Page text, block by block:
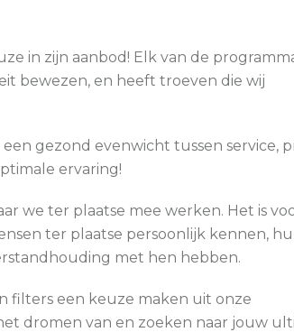
in zijn aanbod! Elk van de
bewezen, en heeft troeven die wij
gezond evenwicht tussen service,
ervaring!
we ter plaatse mee werken. Het is
ter plaatse persoonlijk kennen,
met hen hebben.
filters een keuze maken uit onze
dromen van en zoeken naar jouw